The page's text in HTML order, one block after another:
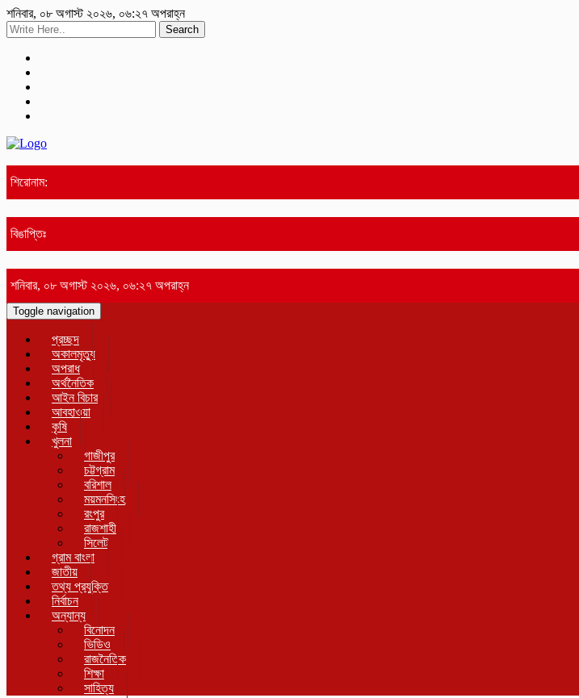
শনিবার, ০৮ অগাস্ট ২০২৬, ০৬:২৭ অপরাহ্ন
Search
শিরোনাম:
বিঙাপ্তিঃ
শনিবার, ০৮ অগাস্ট ২০২৬, ০৬:২৭ অপরাহ্ন
Toggle navigation
প্রচ্ছদ
অকালমৃত্যু
অপরাধ
অর্থনৈতিক
আইন বিচার
আবহাওয়া
কৃষি
খুলনা
গাজীপুর
চট্টগ্রাম
বরিশাল
ময়মনসিংহ
রংপুর
রাজশাহী
সিলেট
গ্রাম বাংলা
জাতীয়
তথ্য প্রযুক্তি
নির্বাচন
অন্যান্য
বিনোদন
ভিডিও
রাজনৈতিক
শিক্ষা
সাহিত্য